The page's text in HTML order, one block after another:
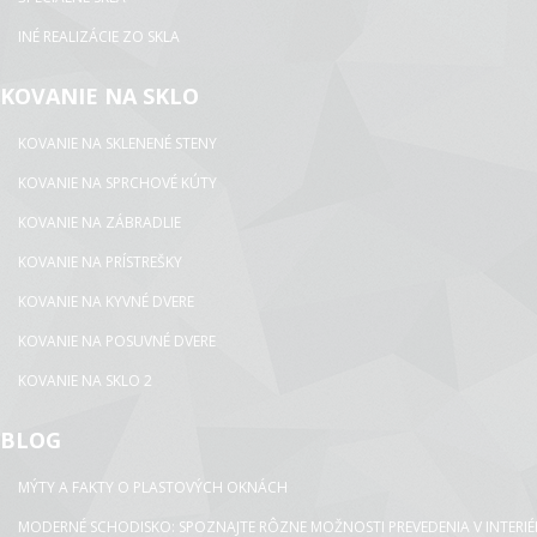
INÉ REALIZÁCIE ZO SKLA
KOVANIE NA SKLO
KOVANIE NA SKLENENÉ STENY
KOVANIE NA SPRCHOVÉ KÚTY
KOVANIE NA ZÁBRADLIE
KOVANIE NA PRÍSTREŠKY
KOVANIE NA KYVNÉ DVERE
KOVANIE NA POSUVNÉ DVERE
KOVANIE NA SKLO 2
BLOG
MÝTY A FAKTY O PLASTOVÝCH OKNÁCH
MODERNÉ SCHODISKO: SPOZNAJTE RÔZNE MOŽNOSTI PREVEDENIA V